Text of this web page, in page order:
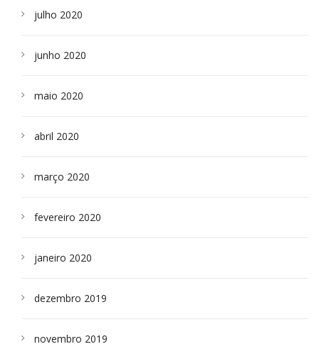
julho 2020
junho 2020
maio 2020
abril 2020
março 2020
fevereiro 2020
janeiro 2020
dezembro 2019
novembro 2019